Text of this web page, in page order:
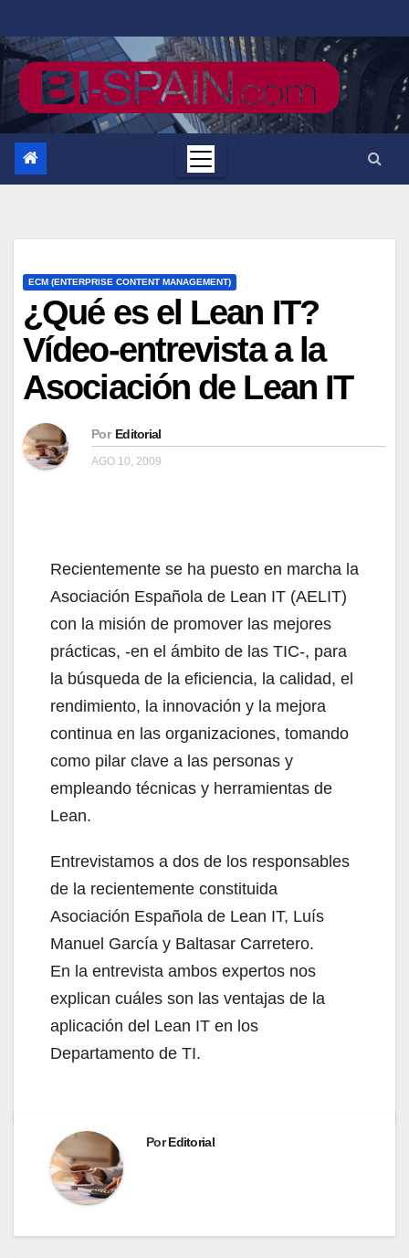
al
contenido
ECM (ENTERPRISE CONTENT MANAGEMENT)
¿Qué es el Lean IT?
Vídeo-entrevista a la
Asociación de Lean IT
Por Editorial
AGO 10, 2009
Recientemente se ha puesto en marcha la
Asociación Española de Lean IT (AELIT)
con la misión de promover las mejores
prácticas, -en el ámbito de las TIC-, para
la búsqueda de la eficiencia, la calidad, el
rendimiento, la innovación y la mejora
continua en las organizaciones, tomando
como pilar clave a las personas y
empleando técnicas y herramientas de
Lean.
Entrevistamos a dos de los responsables
de la recientemente constituida
Asociación Española de Lean IT, Luís
Manuel García y Baltasar Carretero.
En la entrevista ambos expertos nos
explican cuáles son las ventajas de la
aplicación del Lean IT en los
Departamento de TI.
PorEditorial